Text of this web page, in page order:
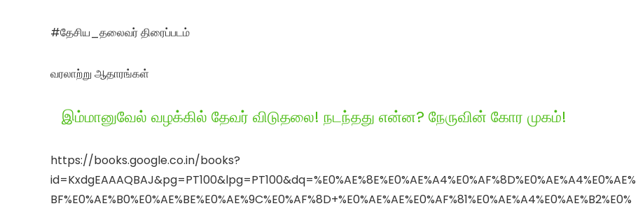
#தேசிய_தலைவர் திரைப்படம்
வரலாற்று ஆதாரங்கள்
இம்மானுவேல் வழக்கில் தேவர் விடுதலை! நடந்தது என்ன? நேருவின் கோர முகம்!
https://books.google.co.in/books?
id=KxdgEAAAQBAJ&pg=PT100&lpg=PT100&dq=%E0%AE%8E%E0%AE%A4%E0%AF%8D%E0%AE%A4%E0%AE%
BF%E0%AE%B0%E0%AE%BE%E0%AE%9C%E0%AF%8D+%E0%AE%AE%E0%AF%81%E0%AE%A4%E0%AE%B2%E0%